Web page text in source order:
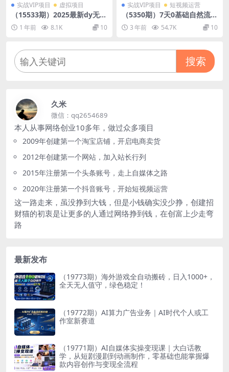
实战VIP项目 虚拟项目
（15533期）2025最新dy无限
注册、无限实名、0粉开播技
术，风口技术预学从速
1 年前 8.1K 10
实战VIP项目 短视频运营
（5350期）7天0基础自然流起
号，店铺运营核心玩法，0-1
搭建电商直播带货账号
3 年前 54.7K 10
搜索
久米
微信：qq2654689
本人从事网络创业10多年，做过众多项目
2009年创建第一个淘宝店铺，开启电商卖货
2012年创建第一个网站，加入站长行列
2015年注册第一个头条账号，走上自媒体之路
2020年注册第一个抖音账号，开始短视频运营
这一路走来，虽没挣到大钱，但是小钱确实没少挣，创建招
财猫的初衷是让更多的人通过网络挣到钱，在创富上少走弯
路
最新发布
（19773期）海外游戏全自动搬砖，日入1000+，
全天无人值守，绿色稳定！
（19772期）AI算力广告业务｜AI时代个人或工
作室新赛道
（19771期）AI自媒体实操变现课｜大白话教
学，从短剧漫剧到动画制作，零基础也能掌握爆
款内容创作与变现全流程